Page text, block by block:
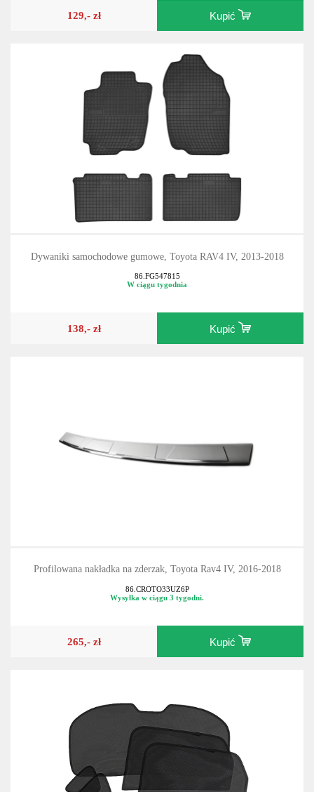
129,- zł Kupić
Dywaniki samochodowe gumowe, Toyota RAV4 IV, 2013-2018
86.FG547815
W ciągu tygodnia
138,- zł Kupić
Profilowana nakładka na zderzak, Toyota Rav4 IV, 2016-2018
86.CROTO33UZ6P
Wysyłka w ciągu 3 tygodni.
265,- zł Kupić